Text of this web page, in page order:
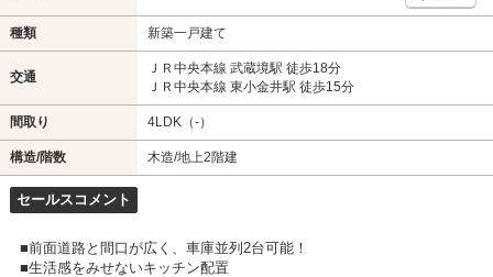
種類 新築一戸建て
交通
ＪＲ中央本線 武蔵境駅 徒歩18分
ＪＲ中央本線 東小金井駅 徒歩15分
間取り 4LDK（-）
構造/階数 木造/地上2階建
セールスコメント
■前面道路と間口が広く、車庫並列2台可能！
■生活感をみせないキッチン配置